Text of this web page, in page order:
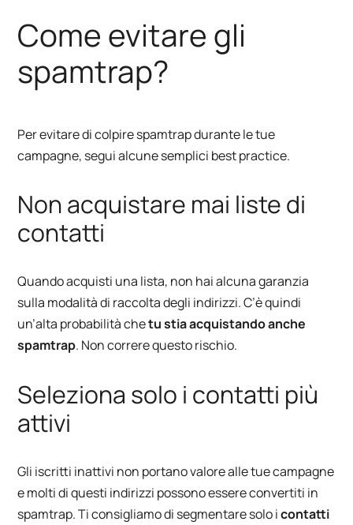
Come evitare gli
spamtrap?
Per evitare di colpire spamtrap durante le tue
campagne, segui alcune semplici best practice.
Non acquistare mai liste di
contatti
Quando acquisti una lista, non hai alcuna garanzia
sulla modalità di raccolta degli indirizzi. C’è quindi
un’alta probabilità chetu stia acquistando anche
spamtrap. Non correre questo rischio.
Seleziona solo i contatti più
attivi
Gli iscritti inattivi non portano valore alle tue campagne
e molti di questi indirizzi possono essere convertiti in
spamtrap. Ti consigliamo di segmentare solo icontatti